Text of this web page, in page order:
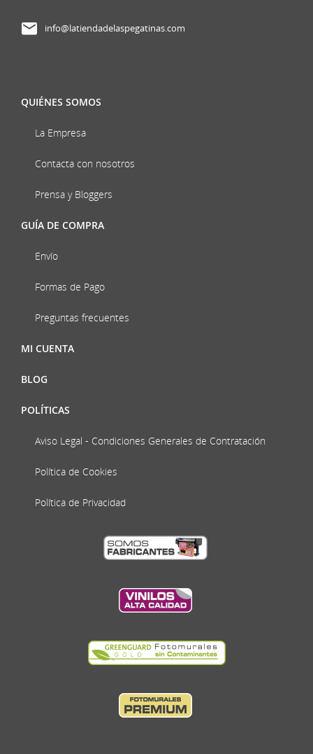
info@latiendadelaspegatinas.com
QUIÉNES SOMOS
La Empresa
Contacta con nosotros
Prensa y Bloggers
GUÍA DE COMPRA
Envío
Formas de Pago
Preguntas frecuentes
MI CUENTA
BLOG
POLÍTICAS
Aviso Legal - Condiciones Generales de Contratación
Política de Cookies
Política de Privacidad